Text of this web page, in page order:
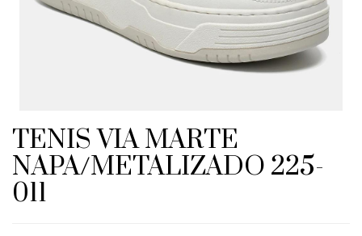
TENIS VIA MARTE
NAPA/METALIZADO 225-
011